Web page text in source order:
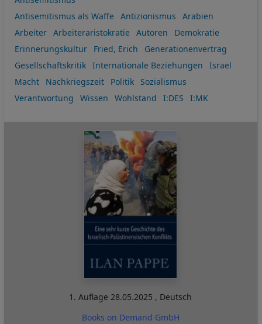
Antisemitismus als Waffe
Antizionismus
Arabien
Arbeiter
Arbeiteraristokratie Autoren
Demokratie
Erinnerungskultur
Fried, Erich
Generationenvertrag
Gesellschaftskritik
Internationale Beziehungen
Israel
Macht
Nachkriegszeit Politik
Sozialismus
Verantwortung
Wissen Wohlstand I:DES I:MK
1. Auflage28.05.2025 , Deutsch
Books on Demand GmbH